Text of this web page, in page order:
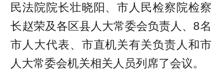
民法院院长壮晓阳、市人民检察院检察
长赵荣及各区县人大常委会负责人、8名
市人大代表、市直机关有关负责人和市
人大常委会机关相关人员列席了会议。